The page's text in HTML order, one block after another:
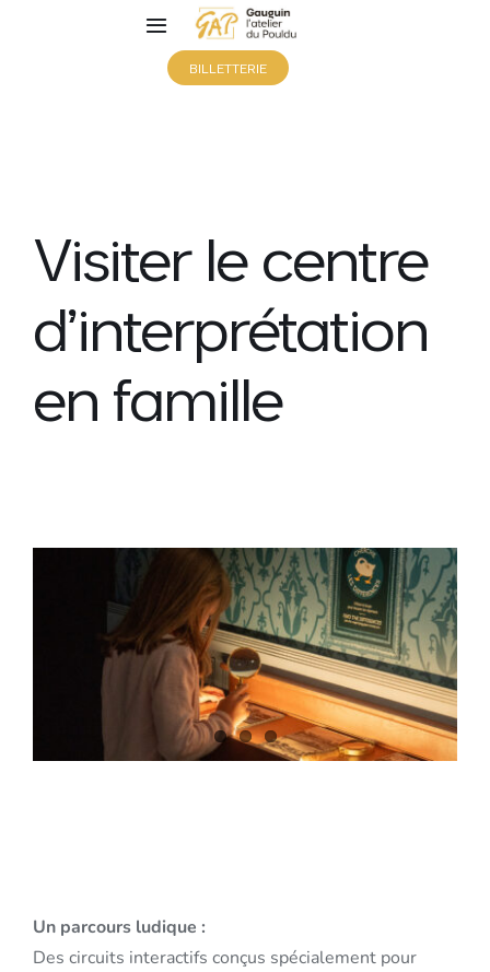
Toggle
Navigation
Visiter
BILLETTERIE
Visiter le centre
d’interprétation
en famille
Un parcours ludique :
Des circuits interactifs conçus spécialement pour